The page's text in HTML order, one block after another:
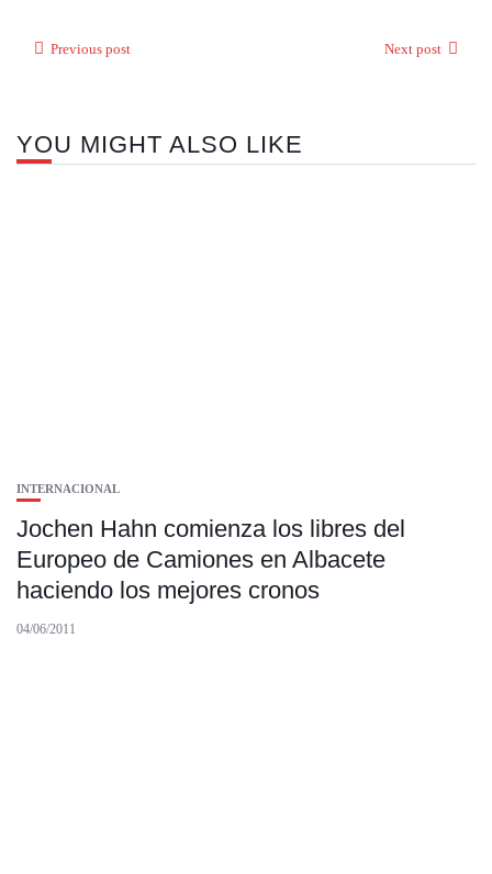
Previous post Next post
YOU MIGHT ALSO LIKE
INTERNACIONAL
Jochen Hahn comienza los libres del
Europeo de Camiones en Albacete
haciendo los mejores cronos
04/06/2011